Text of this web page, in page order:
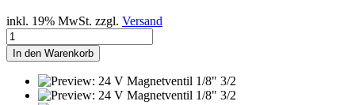
inkl. 19% MwSt. zzgl. Versand
In den Warenkorb